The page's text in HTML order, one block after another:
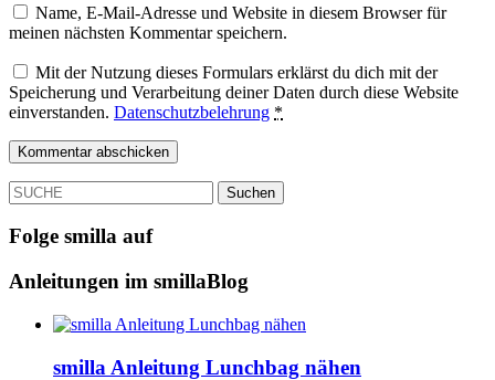
Name, E-Mail-Adresse und Website in diesem Browser für
meinen nächsten Kommentar speichern.
Mit der Nutzung dieses Formulars erklärst du dich mit der
Speicherung und Verarbeitung deiner Daten durch diese Website
einverstanden. Datenschutzbelehrung *
SUCHE
Folge smilla auf
Anleitungen im smillaBlog
smilla Anleitung Lunchbag nähen